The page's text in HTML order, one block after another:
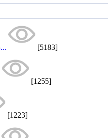
[5183]
[1255]
[1223]